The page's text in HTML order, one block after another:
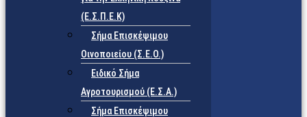
(Ε.Σ.Π.Ε.Κ)
Σήμα Επισκέψιμου
Οινοποιείου (Σ.Ε.Ο.)
Ειδικό Σήμα
Αγροτουρισμού (Ε.Σ.Α.)
Σήμα Επισκέψιμου